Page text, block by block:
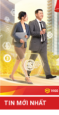
TIN MỚI NHẤT